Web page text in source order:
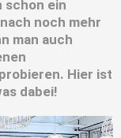
schon ein
noch mehr
man auch
Hier ist
dabei!